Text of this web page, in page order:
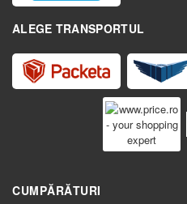
ALEGE TRANSPORTUL
CUMPĂRĂTURI